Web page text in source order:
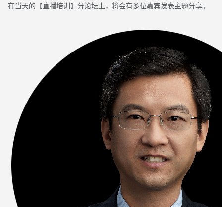
在当天的【直播培训】分论坛上，将会有多位嘉宾发表主题分享。